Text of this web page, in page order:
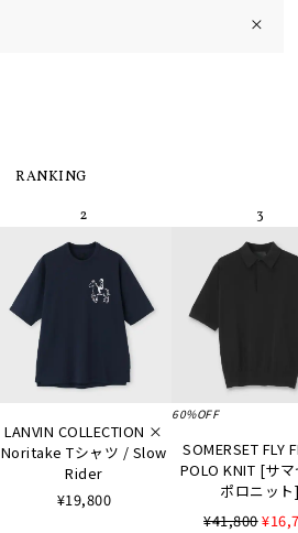
×
RANKING
LANVIN COLLECTION ×
Noritake Tシャツ / Slow
Rider
¥19,800
60%OFF
SOMERSET FLY
POLO KNIT [サ
ポロニッ
¥41,800